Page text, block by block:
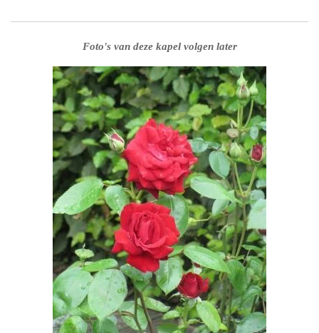
Foto's van deze kapel volgen later